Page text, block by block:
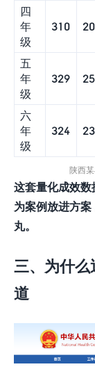
四
年
级
310
五
年
级
329
六
年
级
324
陕西
这套量化成效
为案例放进方
丸。
三、为什
道